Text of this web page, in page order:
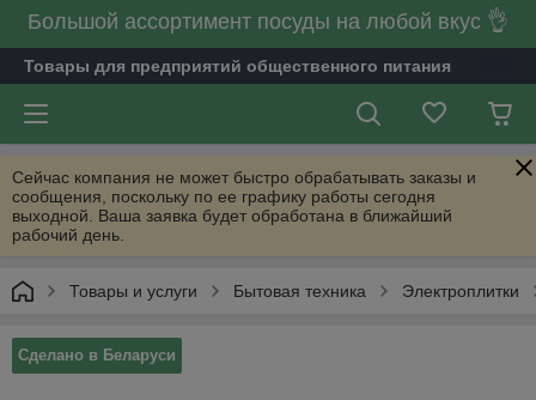
Большой ассортимент посуды на любой вкус 👌
Товары для предприятий общественного питания
Сейчас компания не может быстро обрабатывать заказы и
сообщения, поскольку по ее графику работы сегодня
выходной. Ваша заявка будет обработана в ближайший
рабочий день.
Товары и услуги Бытовая техника Электроплитки
Сделано в Беларуси